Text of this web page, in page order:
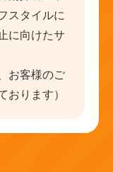
スタイルに
に向けたサ
お客様のご
おります）